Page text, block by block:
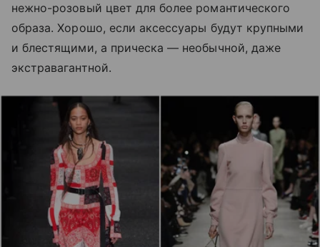
нежно-розовый цвет для более романтического
образа. Хорошо, если аксессуары будут крупными
и блестящими, а прическа — необычной, даже
экстравагантной.